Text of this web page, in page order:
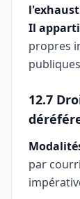
Il
propres
12.7
par